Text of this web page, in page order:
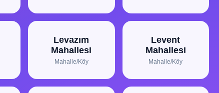
Levazım
Mahallesi
Mahalle/Köy
Levent
Mahallesi
Mahalle/Köy